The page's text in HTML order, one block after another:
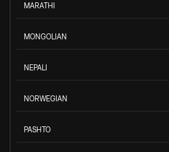
MARATHI
MONGOLIAN
NEPALI
NORWEGIAN
PASHTO